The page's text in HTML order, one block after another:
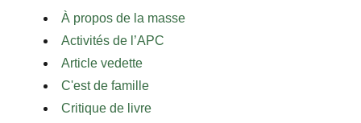
À propos de la masse
Activités de l’APC
Article vedette
C'est de famille
Critique de livre